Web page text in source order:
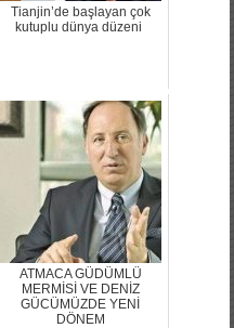
Tianjin’de başlayan çok
kutuplu dünya düzeni
ATMACA GÜDÜMLÜ
MERMİSİ VE DENİZ
GÜCÜMÜZDE YENİ
DÖNEM